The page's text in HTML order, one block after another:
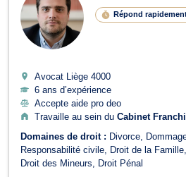
Répond
Avocat Liège 4000
6 ans d’expérience
Accepte aide pro deo
Travaille au sein du Cabinet
Domaines de droit : Divorce
Responsabilité civile
Droit de la Famille
Droit des Mineurs
Droit Pénal